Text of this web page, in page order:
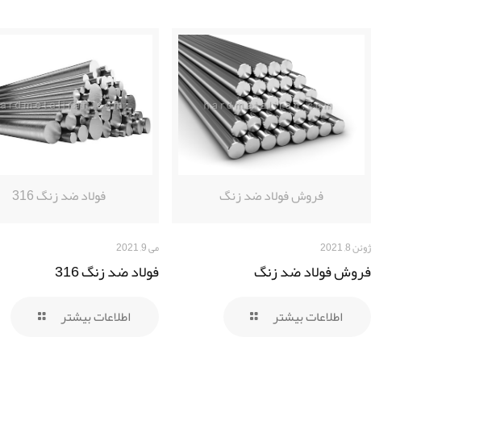
فروش فولاد ضد زنگ
ژوئن 8, 2021
فروش فولاد ضد زنگ
اطلاعات بیشتر
فولاد ضد زنگ 316
می 9, 2021
فولاد ضد زنگ 316
اطلاعات بیشتر